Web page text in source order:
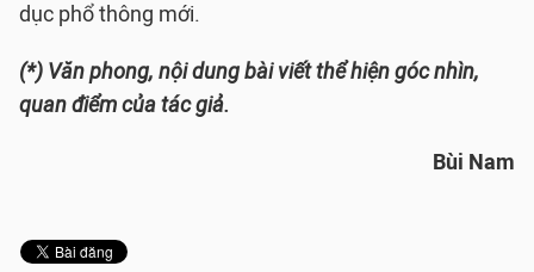
dục phổ thông mới.
(*) Văn phong, nội dung bài viết thể hiện góc nhìn,
quan điểm của tác giả.
Bùi Nam